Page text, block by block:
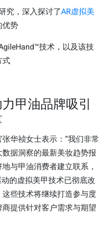
究，深入探讨了AR虚拟美
优势
技术，以及该技
式
甲油品牌吸引
华祯女士表示：“我们非常
据洞察的最新美妆趋势报
与甲油消费者建立联系，
的虚拟美甲技术已彻底改
些技术将继续打造参与度
提供针对客户需求与期望